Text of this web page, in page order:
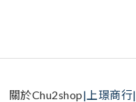
關於Chu2shop|上璟商行|